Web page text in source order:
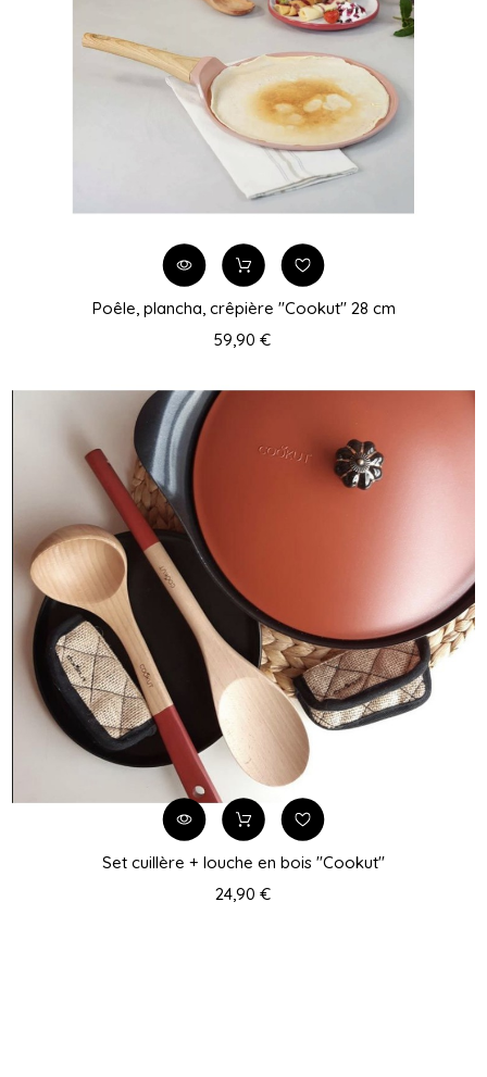
Poêle, plancha, crêpière "Cookut" 28 cm
59,90 €
Set cuillère + louche en bois "Cookut"
24,90 €